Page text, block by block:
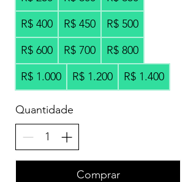
R$ 400
R$ 450
R$ 500
R$ 600
R$ 700
R$ 800
R$ 1.000
R$ 1.200 R$ 1.400
Quantidade
Comprar